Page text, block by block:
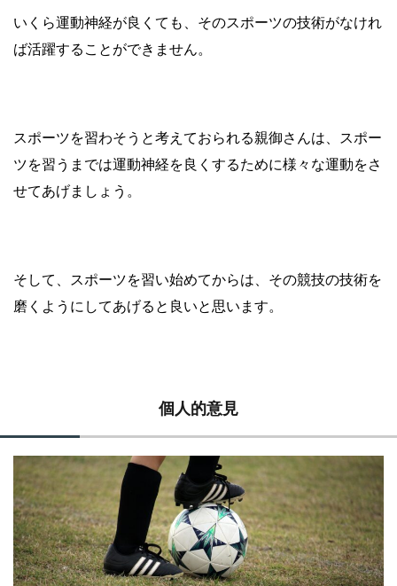
いくら運動神経が良くても、そのスポーツの技術がなけれ
ば活躍することができません。
スポーツを習わそうと考えておられる親御さんは、スポー
ツを習うまでは運動神経を良くするために様々な運動をさ
せてあげましょう。
そして、スポーツを習い始めてからは、その競技の技術を
磨くようにしてあげると良いと思います。
個人的意見